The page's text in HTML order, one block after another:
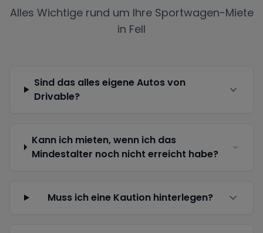
Alles Wichtige rund um Ihre Sportwagen-Miete
in Fell
Sind das alles eigene Autos von
Drivable?
Kann ich mieten, wenn ich das
Mindestalter noch nicht erreicht habe?
Muss ich eine Kaution hinterlegen?